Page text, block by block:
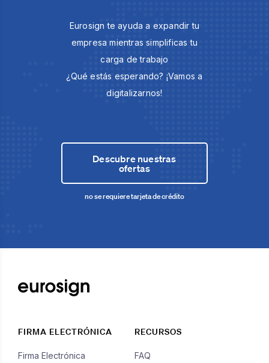
Eurosign te ayuda a expandir tu
empresa mientras simplificas tu
carga de trabajo
¿Qué estás esperando? ¡Vamos a
digitalizarnos!
Descubre nuestras
ofertas
no se requiere tarjeta de crédito
FIRMA ELECTRÓNICA
Firma Electrónica
RECURSOS
FAQ